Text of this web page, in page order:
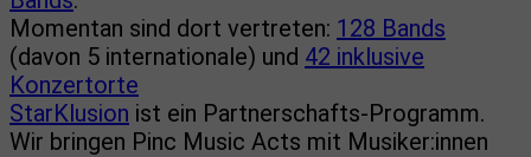
Momentan sind dort vertreten: 128 Bands
(davon 5 internationale) und 42 inklusive
Konzertorte
StarKlusion ist ein Partnerschafts-Programm.
Wir bringen Pinc Music Acts mit Musiker:innen